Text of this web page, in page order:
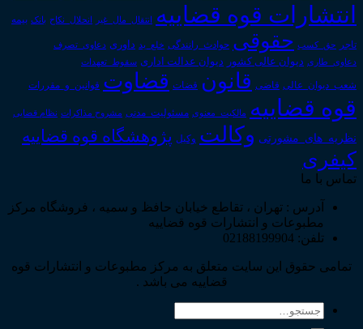
انتشارات قوه قضاییه انتقال_مال_غیر انحلال_نکاح بانک بیمه
تاجر حق_کسب حقوقی حوادث_رانندگی خلع_ید داوری دعاوی_تصرف
دعاوی_طاری دیوان عالی کشور دیوان عدالت اداری سقوط_تعهدات
شعب_دیوان_عالی قاضی قانون قضات قضاوت قوانین_و_مقررات
قوه قضاییه مالکیت_معنوی مسئولیت_مدنی مشروح مذاکرات نظام قضایی
نظریه_های_مشورتی وکالت وکیل پژوهشگاه قوه قضاییه
کیفری
تماس با ما
آدرس : تهران ، تقاطع خیابان حافظ و سمیه ، فروشگاه مرکز
مطبوعات و انتشارات قوه قضاییه
تلفن: 02188199904
تمامی حقوق این سایت متعلق به مرکز مطبوعات و انتشارات قوه
قضاییه می باشد .
جستجو